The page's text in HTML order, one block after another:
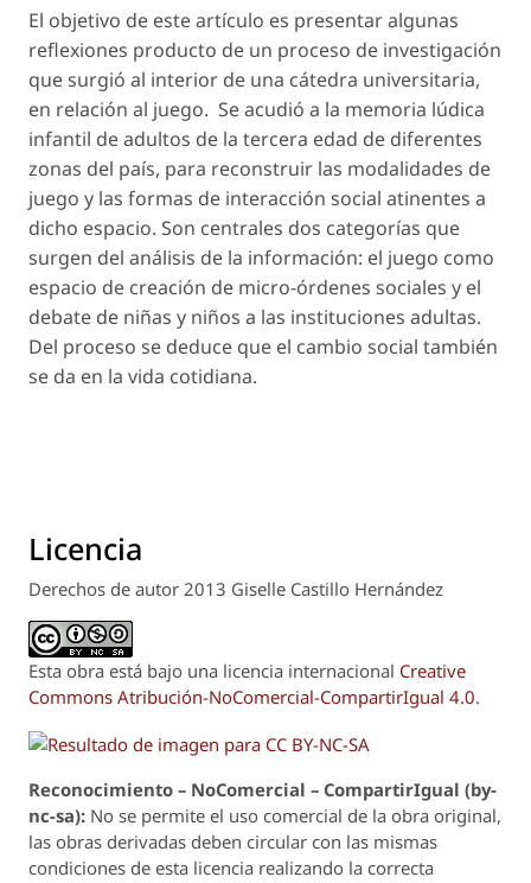
El objetivo de este artículo es presentar algunas
reflexiones producto de un proceso de investigación
que surgió al interior de una cátedra universitaria,
en relación al juego. Se acudió a la memoria lúdica
infantil de adultos de la tercera edad de diferentes
zonas del país, para reconstruir las modalidades de
juego y las formas de interacción social atinentes a
dicho espacio. Son centrales dos categorías que
surgen del análisis de la información: el juego como
espacio de creación de micro-órdenes sociales y el
debate de niñas y niños a las instituciones adultas.
Del proceso se deduce que el cambio social también
se da en la vida cotidiana.
Licencia
Derechos de autor 2013 Giselle Castillo Hernández
Esta obra está bajo una licencia internacional Creative
Commons Atribución-NoComercial-CompartirIgual 4.0.
Reconocimiento – NoComercial – CompartirIgual (by-
nc-sa): No se permite el uso comercial de la obra original,
las obras derivadas deben circular con las mismas
condiciones de esta licencia realizando la correcta